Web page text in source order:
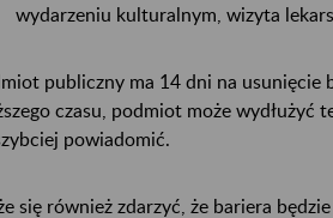
wydarzeniu kulturalnym, wizyta
publiczny ma 14 dni na usunięcie
czasu, podmiot może wydłużyć
powiadomić.
się również zdarzyć, że bariera